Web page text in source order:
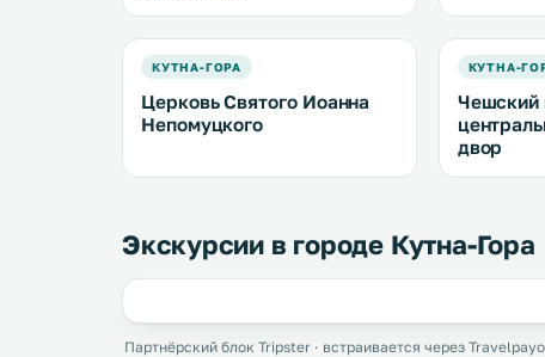
КУТНА-ГОРА
Церковь Святого Иоанна
Непомуцкого
КУТНА-
Чешский
двор
Экскурсии в городе Кутна-Гора
Партнёрский блок Tripster · встраивается через